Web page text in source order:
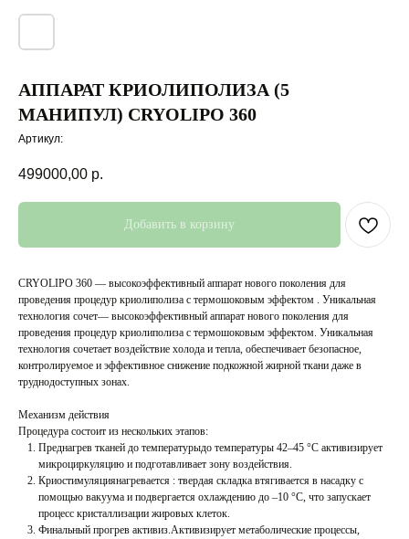
АППАРАТ КРИОЛИПОЛИЗА (5
МАНИПУЛ) CRYOLIPO 360
Артикул:
499000,00 р.
Добавить в корзину
CRYOLIPO 360 — высокоэффективный аппарат нового поколения для
проведения процедур криолиполиза с термошоковым эффектом . Уникальная
технология сочет— высокоэффективный аппарат нового поколения для
проведения процедур криолиполиза с термошоковым эффектом. Уникальная
технология сочетает воздействие холода и тепла, обеспечивает безопасное,
контролируемое и эффективное снижение подкожной жирной ткани даже в
труднодоступных зонах.
Механизм действия
Процедура состоит из нескольких этапов:
Преднагрев тканей до температурыдо температуры 42–45 °С активизирует
микроциркуляцию и подготавливает зону воздействия.
Криостимуляциянагревается : твердая складка втягивается в насадку с
помощью вакуума и подвергается охлаждению до –10 °C, что запускает
процесс кристаллизации жировых клеток.
Финальный прогрев активиз.Активизирует метаболические процессы,